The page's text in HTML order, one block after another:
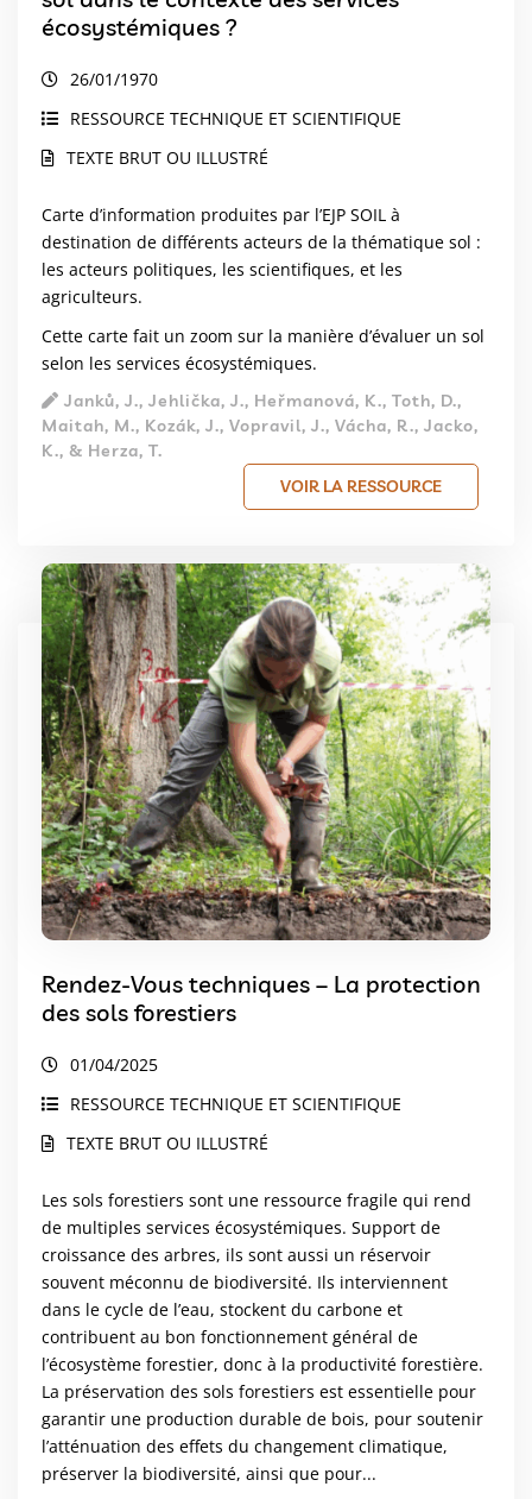
écosystémiques ?
26/01/1970
RESSOURCE TECHNIQUE ET SCIENTIFIQUE
TEXTE BRUT OU ILLUSTRÉ
Carte d’information produites par l’EJP SOIL à
destination de différents acteurs de la thématique sol :
les acteurs politiques, les scientifiques, et les
agriculteurs.
Cette carte fait un zoom sur la manière d’évaluer un sol
selon les services écosystémiques.
Janků, J., Jehlička, J., Heřmanová, K., Toth, D.,
Maitah, M., Kozák, J., Vopravil, J., Vácha, R., Jacko,
K., & Herza, T.
VOIR LA RESSOURCE
Rendez-Vous techniques – La protection
des sols forestiers
01/04/2025
RESSOURCE TECHNIQUE ET SCIENTIFIQUE
TEXTE BRUT OU ILLUSTRÉ
Les sols forestiers sont une ressource fragile qui rend
de multiples services écosystémiques. Support de
croissance des arbres, ils sont aussi un réservoir
souvent méconnu de biodiversité. Ils interviennent
dans le cycle de l’eau, stockent du carbone et
contribuent au bon fonctionnement général de
l’écosystème forestier, donc à la productivité forestière.
La préservation des sols forestiers est essentielle pour
garantir une production durable de bois, pour soutenir
l’atténuation des effets du changement climatique,
préserver la biodiversité, ainsi que pour...